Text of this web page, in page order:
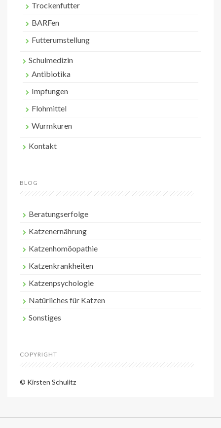
Trockenfutter
BARFen
Futterumstellung
Schulmedizin
Antibiotika
Impfungen
Flohmittel
Wurmkuren
Kontakt
BLOG
Beratungserfolge
Katzenernährung
Katzenhomöopathie
Katzenkrankheiten
Katzenpsychologie
Natürliches für Katzen
Sonstiges
COPYRIGHT
© Kirsten Schulitz